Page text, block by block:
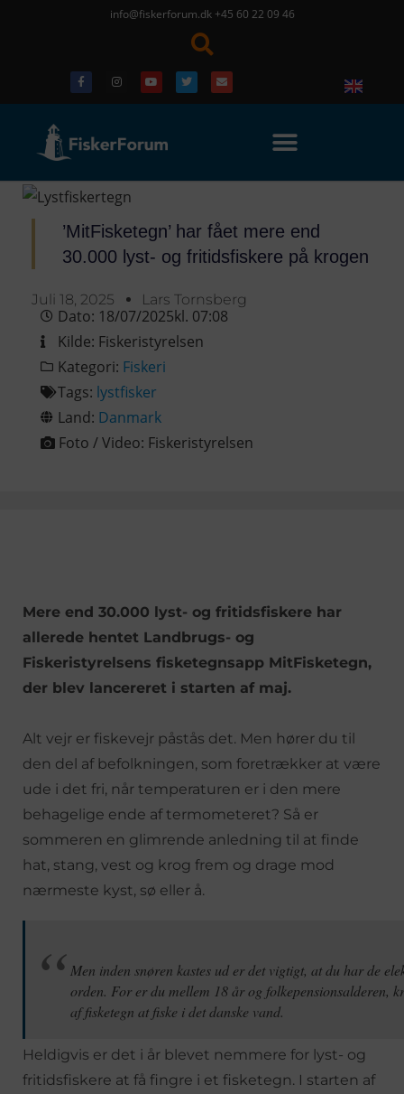
info@fiskerforum.dk +45 60 22 09 46
’MitFisketegn’ har fået mere end
30.000 lyst- og fritidsfiskere på krogen
Juli 18, 2025 Lars Tornsberg
Dato: 18/07/2025kl. 07:08
Kilde: Fiskeristyrelsen
Kategori: Fiskeri
Tags: lystfisker
Land: Danmark
Foto / Video: Fiskeristyrelsen
Mere end 30.000 lyst- og fritidsfiskere har
allerede hentet Landbrugs- og
Fiskeristyrelsens fisketegnsapp MitFisketegn,
der blev lancereret i starten af maj.
Alt vejr er fiskevejr påstås det. Men hører du til
den del af befolkningen, som foretrækker at være
ude i det fri, når temperaturen er i den mere
behagelige ende af termometeret? Så er
sommeren en glimrende anledning til at finde
hat, stang, vest og krog frem og drage mod
nærmeste kyst, sø eller å.
Men inden snøren kastes ud er det vigtigt, at du har de
orden. For er du mellem 18 år og folkepensionsalderen,
af fisketegn at fiske i det danske vand.
Heldigvis er det i år blevet nemmere for lyst- og
fritidsfiskere at få fingre i et fisketegn. I starten af